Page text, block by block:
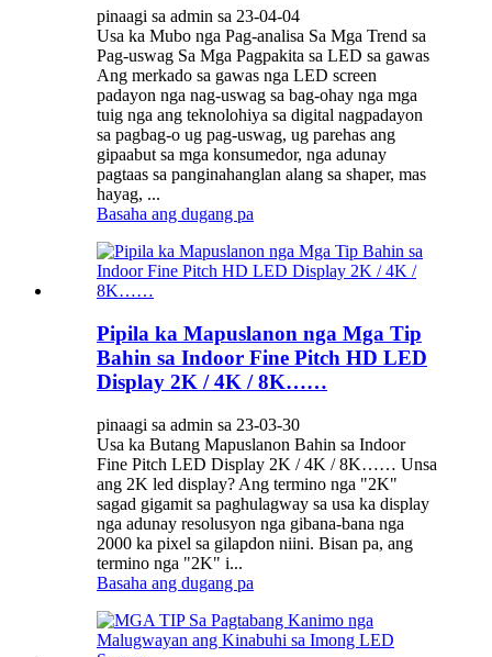
pinaagi sa admin sa 23-04-04
Usa ka Mubo nga Pag-analisa Sa Mga Trend sa
Pag-uswag Sa Mga Pagpakita sa LED sa gawas
Ang merkado sa gawas nga LED screen
padayon nga nag-uswag sa bag-ohay nga mga
tuig nga ang teknolohiya sa digital nagpadayon
sa pagbag-o ug pag-uswag, ug parehas ang
gipaabut sa mga konsumedor, nga adunay
pagtaas sa panginahanglan alang sa shaper, mas
hayag, ...
Basaha ang dugang pa
Pipila ka Mapuslanon nga Mga Tip
Bahin sa Indoor Fine Pitch HD LED
Display 2K / 4K / 8K……
pinaagi sa admin sa 23-03-30
Usa ka Butang Mapuslanon Bahin sa Indoor
Fine Pitch LED Display 2K / 4K / 8K…… Unsa
ang 2K led display? Ang termino nga "2K"
sagad gigamit sa paghulagway sa usa ka display
nga adunay resolusyon nga gibana-bana nga
2000 ka pixel sa gilapdon niini. Bisan pa, ang
termino nga "2K" i...
Basaha ang dugang pa